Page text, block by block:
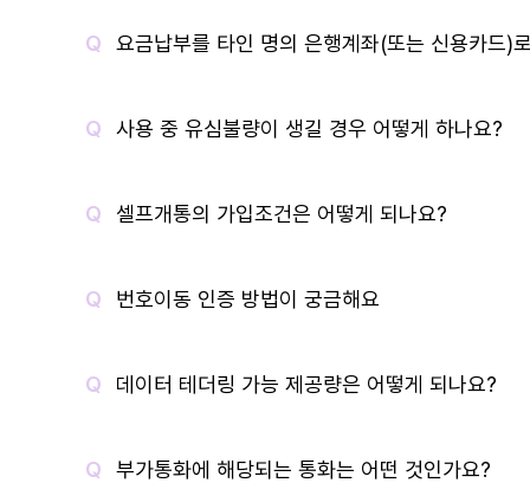
요금납부를 타인 명의 은행계좌(또는 신용카드)
사용 중 유심불량이 생길 경우 어떻게 하나요?
셀프개통의 가입조건은 어떻게 되나요?
번호이동 인증 방법이 궁금해요
데이터 테더링 가능 제공량은 어떻게 되나요?
부가통화에 해당되는 통화는 어떤 것인가요?